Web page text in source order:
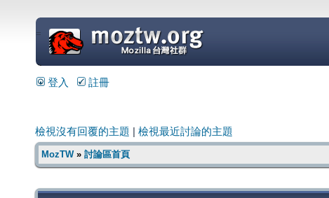
=
登入 註冊
檢視沒有回覆的主題 檢視最近討論的主題
MozTW» 討論區首頁